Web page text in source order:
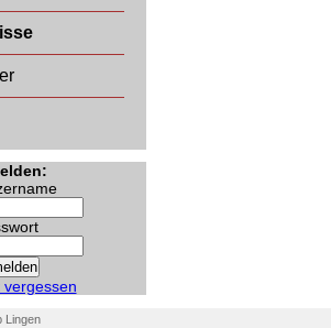
vergessen
Lingen